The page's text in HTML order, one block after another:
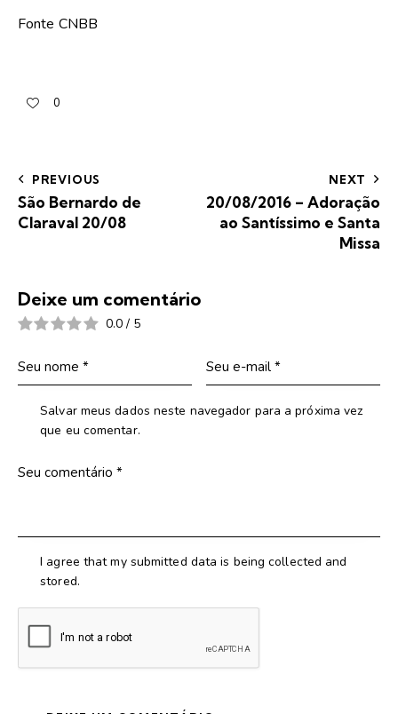
Fonte CNBB
0
PREVIOUS
São Bernardo de
Claraval 20/08
NEXT
20/08/2016 – Adoração
ao Santíssimo e Santa
Missa
Deixe um comentário
0.0 / 5
Salvar meus dados neste navegador para a próxima vez
que eu comentar.
I agree that my submitted data is being collected and
stored.